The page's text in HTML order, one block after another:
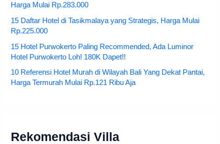
Harga Mulai Rp.283.000
15 Daftar Hotel di Tasikmalaya yang Strategis, Harga Mulai
Rp.225.000
15 Hotel Purwokerto Paling Recommended, Ada Luminor
Hotel Purwokerto Loh! 180K Dapet!!
10 Referensi Hotel Murah di Wilayah Bali Yang Dekat Pantai,
Harga Termurah Mulai Rp.121 Ribu Aja
Rekomendasi Villa